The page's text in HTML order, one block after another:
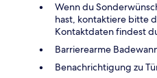
Wenn du
hast, kontaktiere bitte
Kontaktdaten findest
Barrierearme
Benachrichtigung zu